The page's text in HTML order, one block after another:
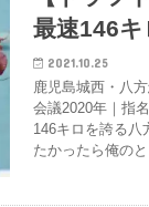
最速146キ
2021.10.25
鹿児島城西・八
会議2020年｜指
146キロを誇る八
たかったら俺の